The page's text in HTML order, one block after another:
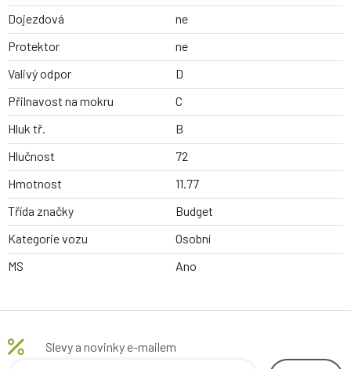
Dojezdová
ne
Protektor
ne
Valivý odpor
D
Přilnavost na mokru
C
Hluk tř.
B
Hlučnost
72
Hmotnost
11.77
Třída značky
Budget
Kategorie vozu
Osobní
MS
Ano
Slevy a novinky e-mailem